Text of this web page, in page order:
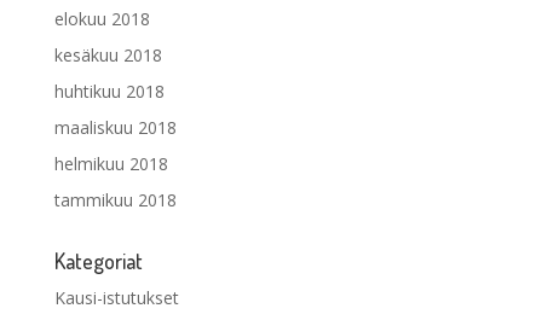
elokuu 2018
kesäkuu 2018
huhtikuu 2018
maaliskuu 2018
helmikuu 2018
tammikuu 2018
Kategoriat
Kausi-istutukset